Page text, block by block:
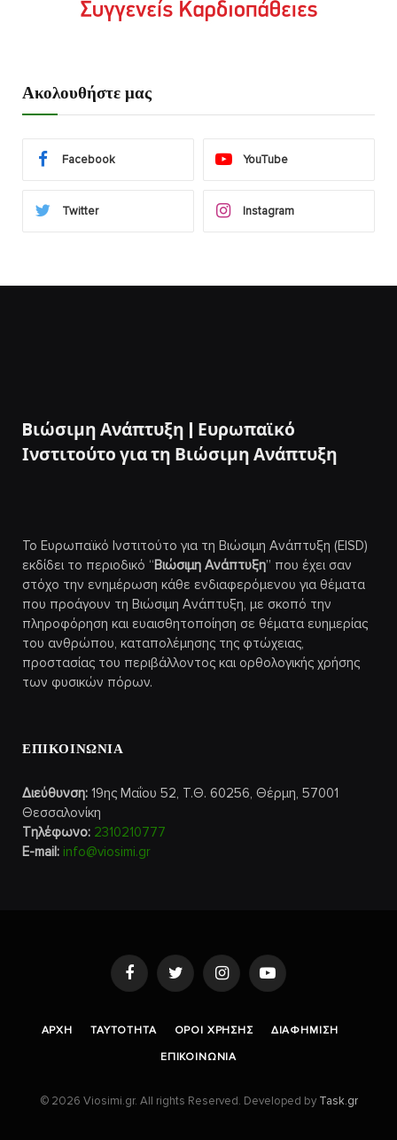
Ακολουθήστε μας
Facebook YouTube
Twitter Instagram
Bιώσιμη Ανάπτυξη | Ευρωπαϊκό
Ινστιτούτο για τη Βιώσιμη Ανάπτυξη
Το Ευρωπαϊκό Ινστιτούτο για τη Βιώσιμη Ανάπτυξη (EISD)
εκδίδει το περιοδικό “Βιώσιμη Ανάπτυξη” που έχει σαν
στόχο την ενημέρωση κάθε ενδιαφερόμενου για θέματα
που προάγουν τη Βιώσιμη Ανάπτυξη, με σκοπό την
πληροφόρηση και ευαισθητοποίηση σε θέματα ευημερίας
του ανθρώπου, καταπολέμησης της φτώχειας,
προστασίας του περιβάλλοντος και ορθολογικής χρήσης
των φυσικών πόρων.
ΕΠΙΚΟΙΝΩΝΙΑ
Διεύθυνση: 19ης Μαΐου 52, Τ.Θ. 60256, Θέρμη, 57001
Θεσσαλονίκη
Τηλέφωνο: 2310210777
E-mail: info@viosimi.gr
FacebookTwitter InstagramYouTube
AΡΧΉ ΤΑΥΤΌΤΗΤΑ ΌΡΟΙ ΧΡΉΣΗΣ
ΔΙΑΦΉΜΙΣΗ
ΕΠΙΚΟΙΝΩΝΊΑ
© 2026 Viosimi.gr. All rights Reserved. Developed by Task.gr